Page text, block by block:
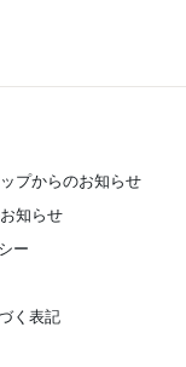
プからのお知らせ
知らせ
ー
く表記